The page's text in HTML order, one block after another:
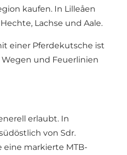
kaufen. In Lilleåen
Lachse und Aale.
einer Pferdekutsche ist
und Feuerlinien
erlaubt. In
von Sdr.
eine markierte MTB-